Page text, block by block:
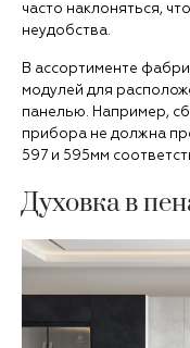
часто наклоняться,
неудобства.
В ассортименте
модулей для
панелью. Например,
прибора не должна
597 и 595мм
Духовка в